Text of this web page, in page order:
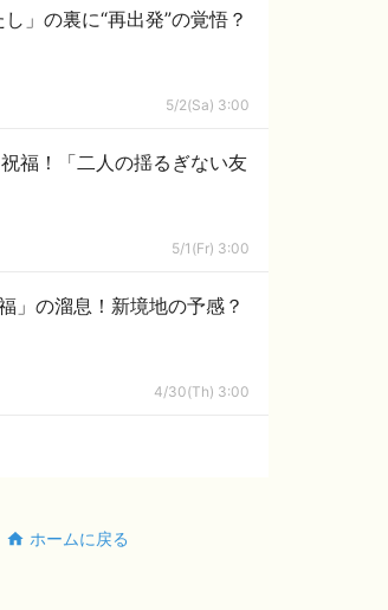
」の裏に“再出発”の覚悟？
5/2(Sa) 3:00
福！「二人の揺るぎない友
5/1(Fr) 3:00
」の溜息！新境地の予感？
4/30(Th) 3:00
ホームに戻る